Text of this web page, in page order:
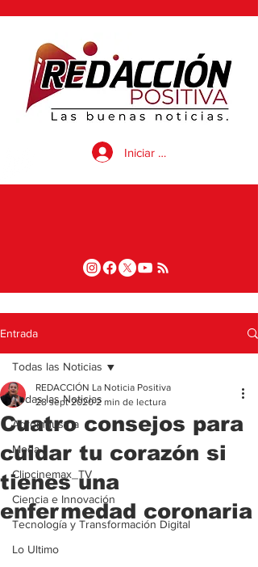
Iniciar sesión
Entrada
Todas las Noticias
Agroindustria
Moda
Clipcinemax_TV
Ciencia e Innovación
Tecnología y Transformación Digital
Lo Ultimo
Todas las Noticias
Cuatro consejos para
cuidar tu corazón si
tienes una
enfermedad coronaria
REDACCIÓN La Noticia Positiva
28 sept 2020 2 min de lectura